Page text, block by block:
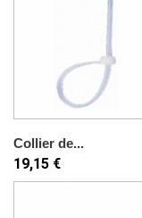
Collier de...
19,15 €